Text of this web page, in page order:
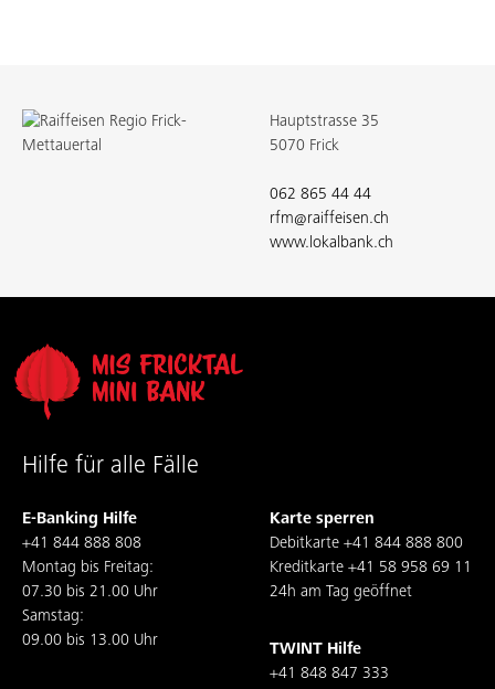
Hauptstrasse 35
5070 Frick
062 865 44 44
rfm@raiffeisen.ch
www.lokalbank.ch
Hilfe für alle Fälle
E-Banking Hilfe
+41 844 888 808
Montag bis Freitag:
07.30 bis 21.00 Uhr
Samstag:
09.00 bis 13.00 Uhr
Karte sperren
Debitkarte +41 844 888 800
Kreditkarte +41 58 958 69 11
24h am Tag geöffnet
TWINT Hilfe
+41 848 847 333